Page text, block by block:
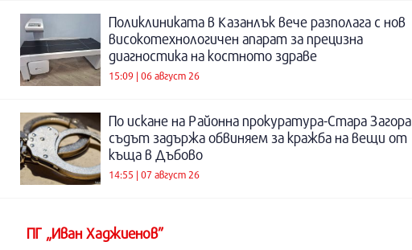
Поликлиниката в Казанлък вече разполага с нов
високотехнологичен апарат за прецизна
диагностика на костното здраве
15:09 | 06 август 26
По искане на Районна прокуратура-Стара Загора
съдът задържа обвиняем за кражба на вещи от
къща в Дъбово
14:55 | 07 август 26
ПГ „Иван Хаджиенов”